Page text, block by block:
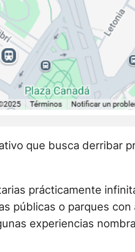
que busca derribar
prácticamente
como plazas,
programa Visita Mugica
conocido como laVilla